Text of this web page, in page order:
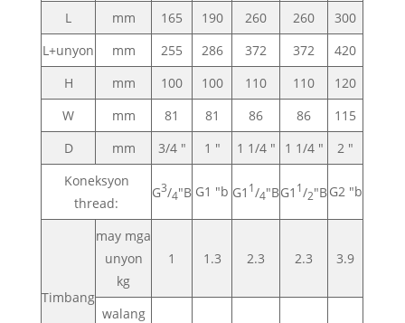
L
mm 165 190 260 260
300
L+unyon
mm 255 286 372 372
420
H
mm 100 100 110 110
120
W
mm 81 81 86 86
115
D
mm 3/4 " 1 " 1 1/4 " 1 1/4 "
2 "
Koneksyon
thread:
G3/4"B G1 "b G1 1/4"BG1 1/2"BG2 "b
Timbang
may mga
unyon
kg
1 1.3 2.3 2.3 3.9
walang